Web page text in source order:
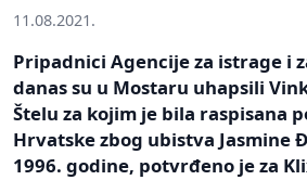
11.08.2021.
Pripadnici Agencije za istrage i
danas su u Mostaru uhapsili
Štelu za kojim je bila raspisana
Hrvatske zbog ubistva Jasmine
1996. godine, potvrđeno je za